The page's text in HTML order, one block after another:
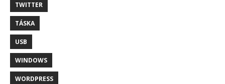
TWITTER
TÁSKA
USB
WINDOWS
WORDPRESS